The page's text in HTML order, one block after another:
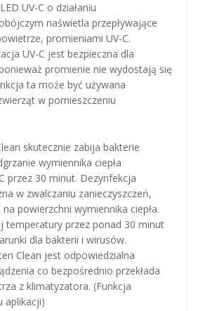
UV-C o działaniu
naświetla przepływające
promieniami UV-C.
UV-C jest bezpieczna dla
promienie nie wydostają się
ta może być używana
w pomieszczeniu
skutecznie zabija bakterie
wymiennika ciepła
przez 30 minut. Dezynfekcja
w zwalczaniu zanieczyszczeń,
powierzchni wymiennika ciepła.
temperatury przez ponad 30 minut
dla bakterii i wirusów.
Clean jest odpowiedzialna
co bezpośrednio przekłada
z klimatyzatora. (Funkcja
aplikacji)